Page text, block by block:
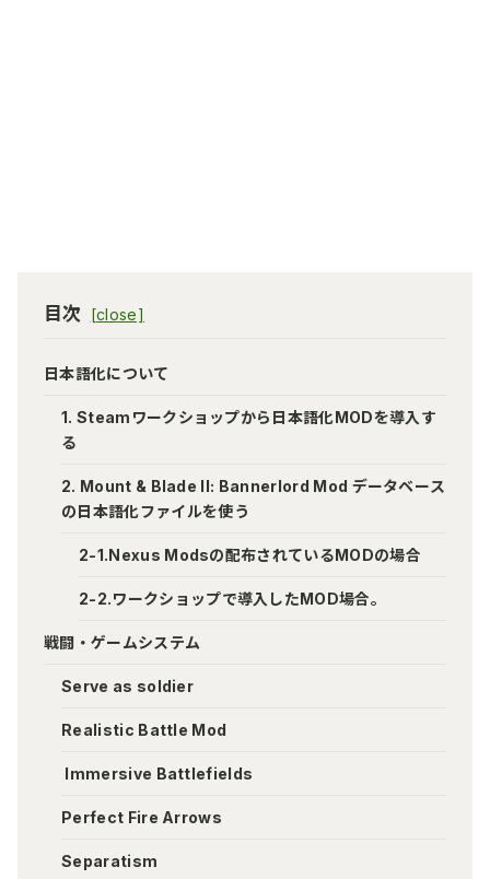
目次
日本語化について
1. Steamワークショップから日本語化MODを導入す
る
2. Mount & Blade II: Bannerlord Mod データベース
の日本語化ファイルを使う
2-1.Nexus Modsの配布されているMODの場合
2-2.ワークショップで導入したMOD場合。
戦闘・ゲームシステム
Serve as soldier
Realistic Battle Mod
Immersive Battlefields
Perfect Fire Arrows
Separatism